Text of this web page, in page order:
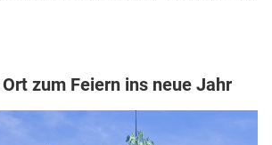
zum Feiern ins neue Jahr